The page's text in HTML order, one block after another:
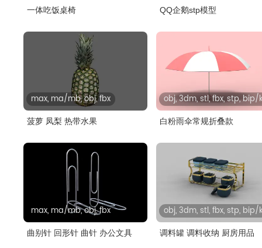
一体吃饭桌椅 QQ企鹅stp模型
max, ma/mb, obj, fbx
菠萝 凤梨 热带水果
obj, 3dm, stl, fbx, stp, bip/
白粉雨伞常规折叠款
max, ma/mb, obj, fbx
曲别针 回形针 曲针 办公文具
obj, 3dm, stl, fbx, stp, bip/
调料罐 调料收纳 厨房用品